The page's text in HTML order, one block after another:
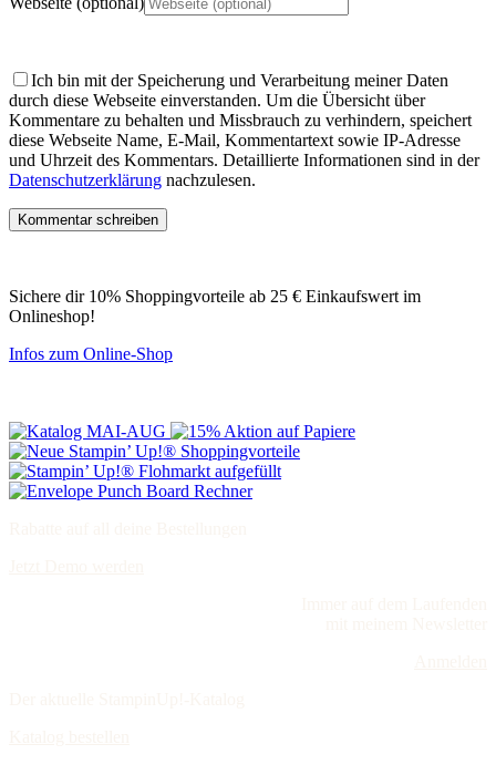
Ich bin mit der Speicherung und Verarbeitung meiner Daten
durch diese Webseite einverstanden. Um die Übersicht über
Kommentare zu behalten und Missbrauch zu verhindern, speichert
diese Webseite Name, E-Mail, Kommentartext sowie IP-Adresse
und Uhrzeit des Kommentars. Detaillierte Informationen sind in der
Datenschutzerklärung nachzulesen.
Sichere dir 10% Shoppingvorteile ab 25 € Einkaufswert im
Onlineshop!
Infos zum Online-Shop